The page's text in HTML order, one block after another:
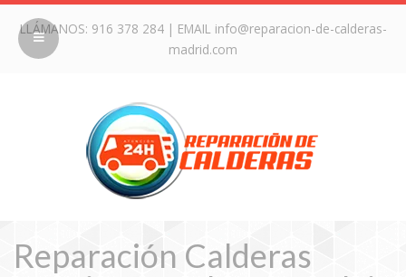
LLÁMANOS: 916 378 284| EMAIL info@reparacion-de-calderas-
madrid.com
Reparación Calderas